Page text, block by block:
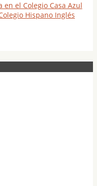
el Colegio Casa Azul
Hispano Inglés